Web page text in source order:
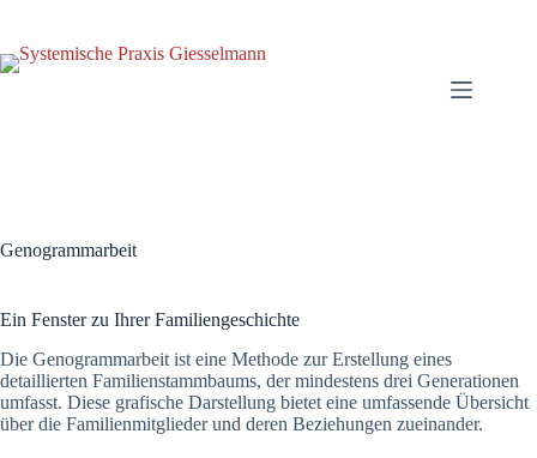
springen
Genogrammarbeit
Ein Fenster zu Ihrer Familiengeschichte
Die Genogrammarbeit ist eine Methode zur Erstellung eines
detaillierten Familienstammbaums, der mindestens drei Generationen
umfasst. Diese grafische Darstellung bietet eine umfassende Übersicht
über die Familienmitglieder und deren Beziehungen zueinander.